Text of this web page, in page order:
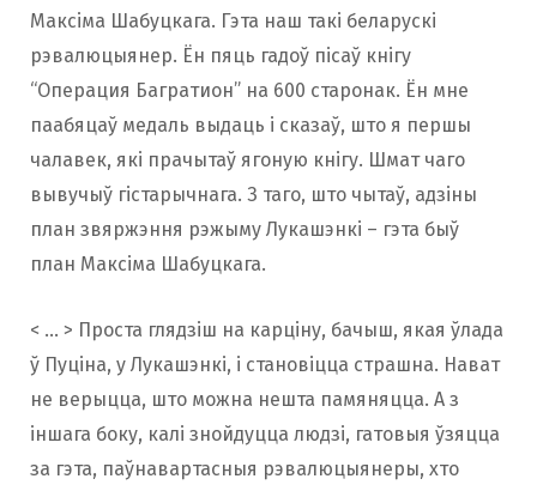
Максіма Шабуцкага. Гэта наш такі беларускі
рэвалюцыянер. Ён пяць гадоў пісаў кнігу
“Операция Багратион” на 600 старонак. Ён мне
паабяцаў медаль выдаць і сказаў, што я першы
чалавек, які прачытаў ягоную кнігу. Шмат чаго
вывучыў гістарычнага. З таго, што чытаў, адзіны
план звяржэння рэжыму Лукашэнкі – гэта быў
план Максіма Шабуцкага.
< … > Проста глядзіш на карціну, бачыш, якая ўлада
ў Пуціна, у Лукашэнкі, і становіцца страшна. Нават
не верыцца, што можна нешта памяняцца. А з
іншага боку, калі знойдуцца людзі, гатовыя ўзяцца
за гэта, паўнавартасныя рэвалюцыянеры, хто